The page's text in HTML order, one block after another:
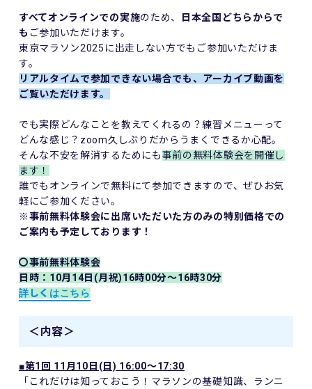
すべてオンラインでの実施のため、
日本全国どちらからで
も ご参加いただけます。
東京マラソン2025に出走しない方でもご参加いただけま
す。
リアルタイムで参加できない場合でも、アーカイブ動画を
ご覧いただけます。
でも実際どんなことを教えてくれるの？練習メニューって
どんな感じ？zoom久しぶりだからうまくできるか心配。
そんな不安を解消するためにも事前の無料体験会を開催し
ます！
誰でもオンラインで無料にて参加できますので、ぜひお気
軽にご参加ください。
※事前無料体験会に出席いただいた方のみの特別価格での
ご案内も予定しております！
〇事前無料体験会
日時：10月14日(月祝)16時00分～16時30分
詳しくはこちら
＜内容＞
■第1回 11月10日(日) 16:00～17:30
「これだけは知っておこう！マラソンの基礎知識、ランニ